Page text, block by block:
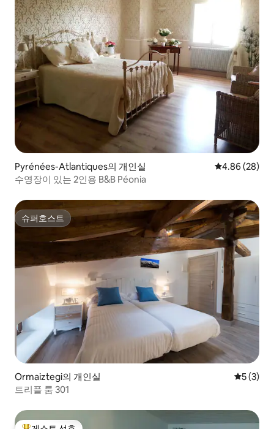
Pyrénées-Atlantiques의 개인실 평점 4.86점(5
4.86 (28)
수영장이 있는 2인용 B&B Péonia
슈퍼호스트
슈퍼호스트
Ormaiztegi의 개인실 평점 5점
5 (3)
트리플 룸 301